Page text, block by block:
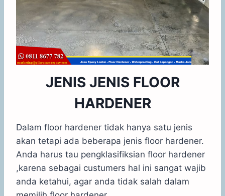
JENIS JENIS FLOOR
HARDENER
Dalam floor hardener tidak hanya satu jenis
akan tetapi ada beberapa jenis floor hardener.
Anda harus tau pengklasifiksian floor hardener
,karena sebagai custumers hal ini sangat wajib
anda ketahui, agar anda tidak salah dalam